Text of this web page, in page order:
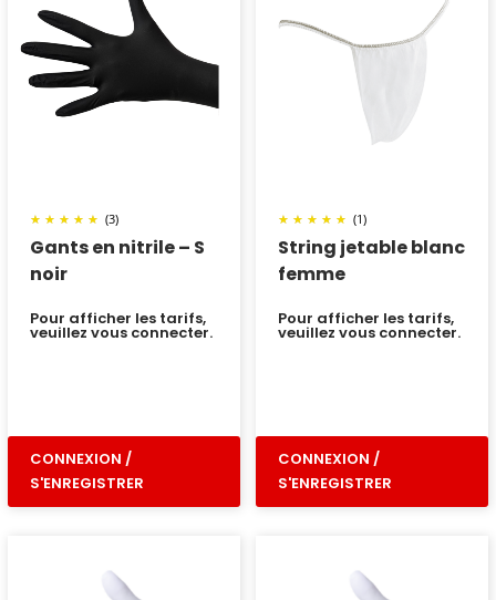
Gants en nitrile – S
noir
(3)
Pour afficher les tarifs,
veuillez vous connecter.
CONNEXION /
S'ENREGISTRER
String jetable blanc
femme
(1)
Pour afficher les tarifs,
veuillez vous connecter.
CONNEXION /
S'ENREGISTRER